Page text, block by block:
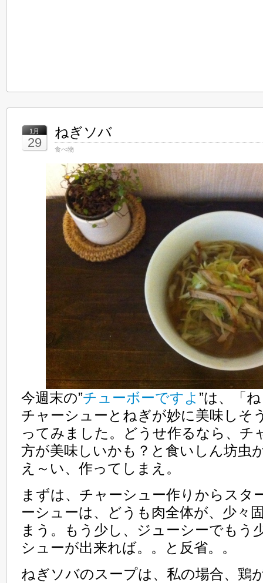
1月
29
ねぎソバ
食べ物
今週末の”チューボーですよ ”は、「
チャーシューとねぎが妙に美味しそ
ってみました。どうせ作るなら、チ
方が美味しいかも？と食いしん坊虫
え～い、作ってしまえ。
まずは、チャーシュー作りからスタ
ーシューは、どうも肉全体が、少々
まう。もう少し、ジューシーでもう
シューが出来れば。。と反省。。
ねぎソバのスープは、私の場合、鶏